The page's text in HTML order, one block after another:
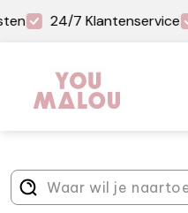
24/7 Klantenservice